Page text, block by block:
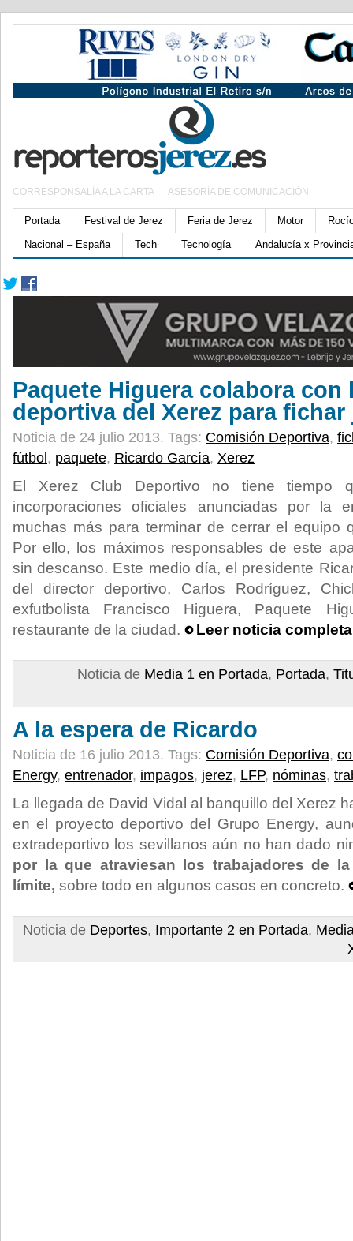
CORRESPONSALÍA A LA CARTA ASESORÍA DE COMUNICACIÓN
Portada Festival de Jerez Feria de Jerez Motor
Nacional – España
Tech Tecnología Andalucía x
Paquete Higuera colabora con
deportiva del Xerez para
Noticia de 24 julio 2013. Tags: Comisión Deportiva,
fútbol , paquete, Ricardo García, Xerez
El Xerez Club Deportivo no tiene tiempo
incorporaciones oficiales anunciadas por la
muchas más para terminar de cerrar el equipo
Por ello, los máximos responsables de este
sin descanso. Este medio día, el presidente
del director deportivo, Carlos Rodríguez,
exfutbolista Francisco Higuera, Paquete
restaurante de la ciudad.
Leer noticia completa
Noticia de Media 1 en Portada, Portada,
A la espera de Ricardo
Noticia de 16 julio 2013. Tags: Comisión Deportiva,
Energy, entrenador, impagos, jerez, LFP, nóminas,
La llegada de David Vidal al banquillo del Xerez
en el proyecto deportivo del Grupo Energy,
extradeportivo los sevillanos aún no han dado
por la que atraviesan los trabajadores de
límite, sobre todo en algunos casos en concreto.
Noticia de Deportes, Importante 2 en Portada,